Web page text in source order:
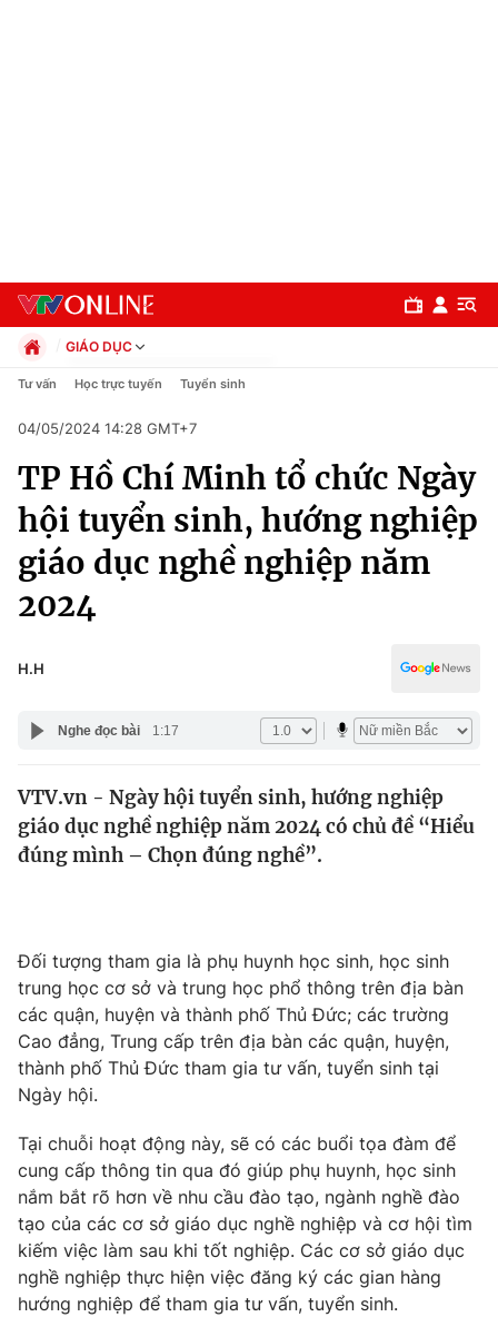
Chuyên mục
Chính trị
Xã hội
Tin tức
Thế giới đó đây
Kinh tế
Tài chính
Góc doanh nghiệp
Truyền hình
Phim VTV
Hậu trường
Nhân vật
Khán giả
Giải sao mai
Giải trí
Điện ảnh
Âm nhạc
Sao
Đời sống
Du lịch
Làm đẹp
Chất lượng cuộc sống
Giáo dục
Tuyển sinh
Học trực tuyến
Công nghệ
Hitech Công nghệ tương lai
Sản phẩm
Giao lưu trực tuyến
GIÁO DỤC
Chính trị
Pháp luật
Kinh tế
Thể thao
Truyền hình
Văn hóa - Giải trí
Đời sống
Tư vấn Học trực tuyến Tuyển sinh
04/05/2024 14:28 GMT+7
TP Hồ Chí Minh tổ chức Ngày
hội tuyển sinh, hướng nghiệp
giáo dục nghề nghiệp năm
2024
H.H
Nghe đọc bài 1:17
VTV.vn - Ngày hội tuyển sinh, hướng nghiệp
giáo dục nghề nghiệp năm 2024 có chủ đề “Hiểu
đúng mình – Chọn đúng nghề”.
Đối tượng tham gia là phụ huynh học sinh, học sinh
trung học cơ sở và trung học phổ thông trên địa bàn
các quận, huyện và thành phố Thủ Đức; các trường
Cao đẳng, Trung cấp trên địa bàn các quận, huyện,
thành phố Thủ Đức tham gia tư vấn, tuyển sinh tại
Ngày hội.
Tại chuỗi hoạt động này, sẽ có các buổi tọa đàm để
cung cấp thông tin qua đó giúp phụ huynh, học sinh
nắm bắt rõ hơn về nhu cầu đào tạo, ngành nghề đào
tạo của các cơ sở giáo dục nghề nghiệp và cơ hội tìm
kiếm việc làm sau khi tốt nghiệp. Các cơ sở giáo dục
nghề nghiệp thực hiện việc đăng ký các gian hàng
hướng nghiệp để tham gia tư vấn, tuyển sinh.